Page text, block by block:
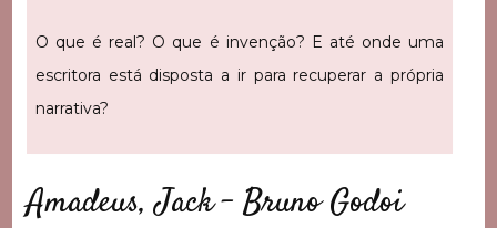
O que é real? O que é invenção? E até onde uma
escritora está disposta a ir para recuperar a própria
narrativa?
Amadeus, Jack – Bruno Godoi